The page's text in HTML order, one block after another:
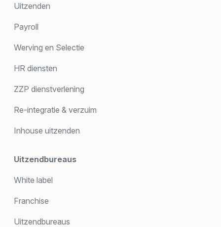
Uitzenden
Payroll
Werving en Selectie
HR diensten
ZZP dienstverlening
Re-integratie & verzuim
Inhouse uitzenden
Uitzendbureaus
White label
Franchise
Uitzendbureaus